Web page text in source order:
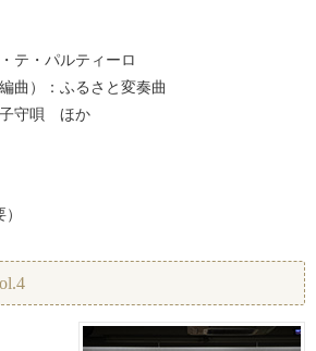
テ・パルティーロ
曲）：ふるさと変奏曲
子守唄 ほか